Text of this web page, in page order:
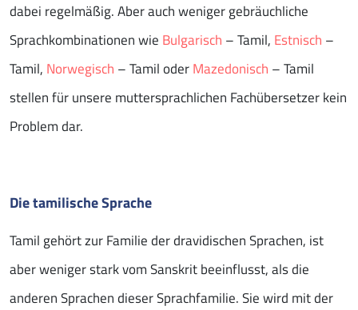
dabei regelmäßig. Aber auch weniger gebräuchliche
Sprachkombinationen wie Bulgarisch – Tamil, Estnisch –
Tamil, Norwegisch – Tamil oderMazedonisch – Tamil
stellen für unsere muttersprachlichen Fachübersetzer kein
Problem dar.
Die tamilische Sprache
Tamil gehört zur Familie der dravidischen Sprachen, ist
aber weniger stark vom Sanskrit beeinflusst, als die
anderen Sprachen dieser Sprachfamilie. Sie wird mit der